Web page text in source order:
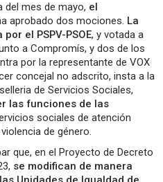
del mes de mayo, el
aprobado dos mociones. La
el PSPV-PSOE, y votada a
a Compromís, y dos de los
por la representante de VOX
concejal no adscrito, insta a la
de Servicios Sociales,
las funciones de las
sociales de atención
de género.
que, en el Proyecto de Decreto
se modifican de manera